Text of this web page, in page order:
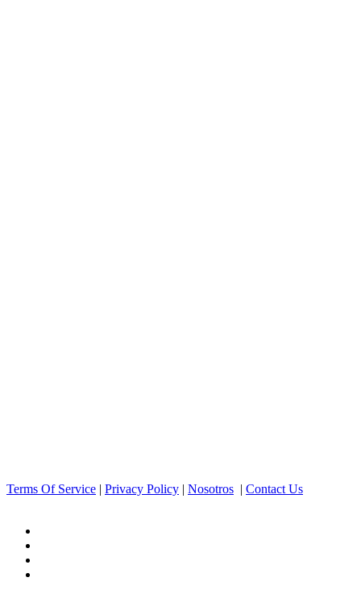
Terms Of Service | Privacy Policy | Nosotros | Contact Us